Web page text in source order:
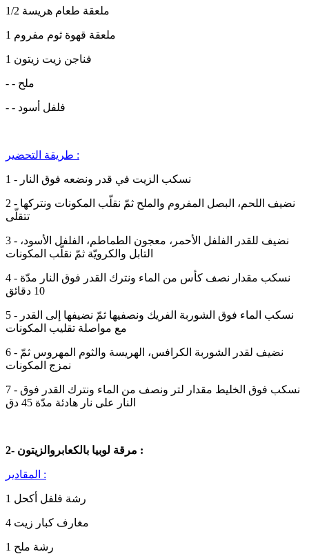
1/2 ملعقة طعام هريسة
1 ملعقة قهوة ثوم مفروم
1 فناجن زيت زيتون
- - ملح
- - فلفل أسود
طريقة التحضير :
1 - نسكب الزيت في قدر ونضعه فوق النار
2 - نضيف اللحم، البصل المفروم والملح ثمّ نقلّب المكونات ونتركها
تتقلّى
3 - نضيف للقدر الفلفل الأحمر، معجون الطماطم، الفلفل الأسود،
التابل والكرويّة ثمّ نقلّب المكونات
4 - نسكب مقدار نصف كأس من الماء ونترك القدر فوق النار مدّة
10 دقائق
5 - نسكب الماء فوق الشوربة الفريك ونصفيها ثمّ نضيفها إلى القدر
مع مواصلة تقليب المكونات
6 - نضيف لقدر الشوربة الكرافس، الهريسة والثوم المهروس ثمّ
نمزج المكونات
7 - نسكب فوق الخليط مقدار لتر ونصف من الماء ونترك القدر فوق
النار على نار هادئة مدّة 45 دق
2- مرقة لوبيا بالكعابروالزيتون :
المقادير :
1 رشة فلفل أكحل
4 مغارف كبار زيت
1 رشة ملح